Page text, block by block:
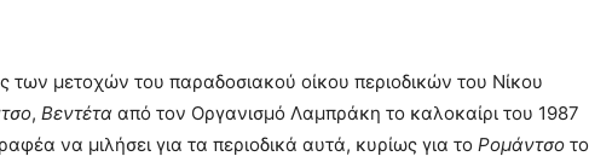
των μετοχών του παραδοσιακού οίκου περιοδικών του Νίκου
, Βεντέτα από τον Οργανισμό Λαμπράκη το καλοκαίρι του 1987
να μιλήσει για τα περιοδικά αυτά, κυρίως για το Ρομάντσο το